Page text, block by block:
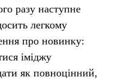
разу наступне
легкому
про новинку:
іміджу
як повноцінний,